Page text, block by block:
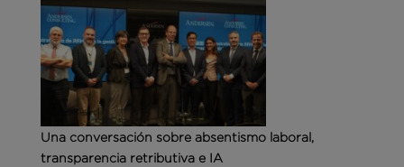
Una conversación sobre absentismo laboral,
transparencia retributiva e IA